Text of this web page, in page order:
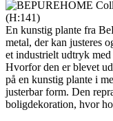
En kunstig plante fra
metal, der kan justeres
et industrielt udtryk
Hvorfor den er blevet
på en kunstig plante i
justerbar form. Den
boligdekoration, hvor